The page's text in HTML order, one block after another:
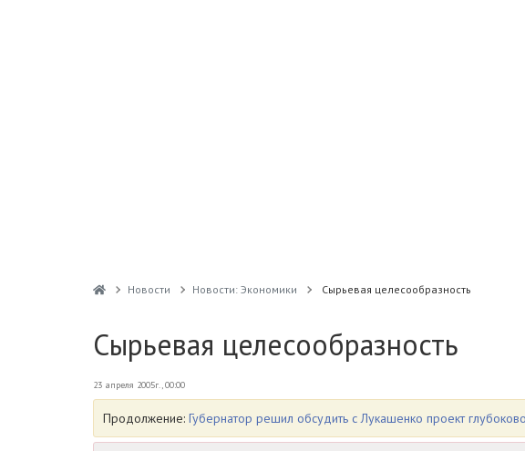
Новости Новости: Экономики Сырьевая целесообразность
Сырьевая целесообразность
23 апреля 2005г., 00:00
Продолжение: Губернатор решил обсудить с Лукашенко проект